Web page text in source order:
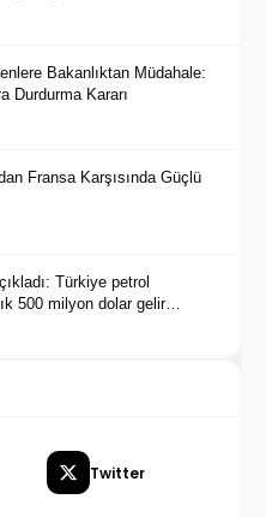
Bakanlıktan Müdahale:
Durdurma Kararı
Fransa Karşısında Güçlü
Türkiye petrol
500 milyon dolar gelir
Twitter